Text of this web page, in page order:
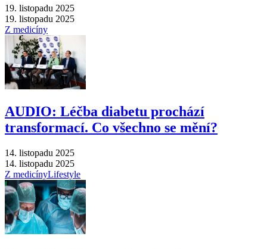
19. listopadu 2025
19. listopadu 2025
Z medicíny
AUDIO: Léčba diabetu prochází
transformací. Co všechno se mění?
14. listopadu 2025
14. listopadu 2025
Z medicínyLifestyle